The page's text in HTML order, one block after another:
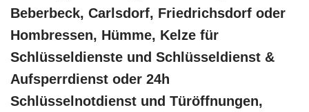
Beberbeck, Carlsdorf, Friedrichsdorf oder
Hombressen, Hümme, Kelze für
Schlüsseldienste und Schlüsseldienst &
Aufsperrdienst oder 24h
Schlüsselnotdienst und Türöffnungen,